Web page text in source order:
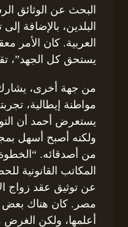
البحث عن الوثائق
البلدين، بالإضافة
العربية. كان الأمر
يستحق كل الجهد”،
من جهة أخرى،
مواطنة إيطالية،
يستعرض أحمد أن
ولكنه أصبح أسهل
من أصدقائه.
المكاتب القانونية
عن توثيق عقد زواج
مصر. كان هناك بعض
أعلمها، ولكن الغرض